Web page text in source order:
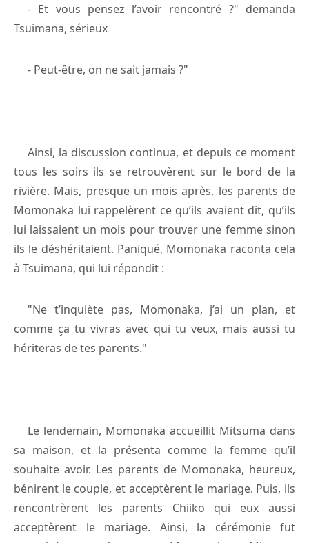
- Et vous pensez l’avoir rencontré ?" demanda
Tsuimana, sérieux
- Peut-être, on ne sait jamais ?"
Ainsi, la discussion continua, et depuis ce moment
tous les soirs ils se retrouvèrent sur le bord de la
rivière. Mais, presque un mois après, les parents de
Momonaka lui rappelèrent ce qu’ils avaient dit, qu’ils
lui laissaient un mois pour trouver une femme sinon
ils le déshéritaient. Paniqué, Momonaka raconta cela
à Tsuimana, qui lui répondit :
"Ne t’inquiète pas, Momonaka, j’ai un plan, et
comme ça tu vivras avec qui tu veux, mais aussi tu
hériteras de tes parents."
Le lendemain, Momonaka accueillit Mitsuma dans
sa maison, et la présenta comme la femme qu’il
souhaite avoir. Les parents de Momonaka, heureux,
bénirent le couple, et acceptèrent le mariage. Puis, ils
rencontrèrent les parents Chiiko qui eux aussi
acceptèrent le mariage. Ainsi, la cérémonie fut